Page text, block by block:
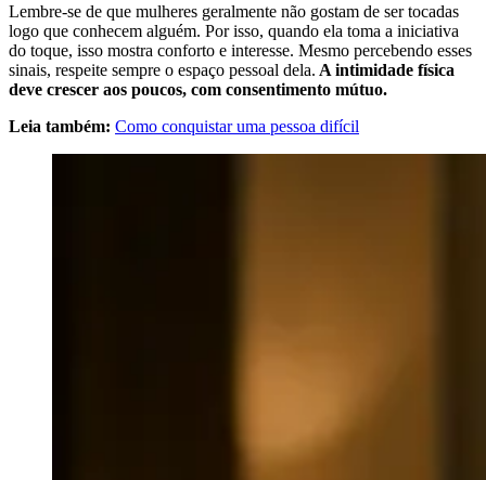
Lembre-se de que mulheres geralmente não gostam de ser tocadas
logo que conhecem alguém. Por isso, quando ela toma a iniciativa
do toque, isso mostra conforto e interesse. Mesmo percebendo esses
sinais, respeite sempre o espaço pessoal dela. A intimidade física
deve crescer aos poucos, com consentimento mútuo.
Leia também: Como conquistar uma pessoa difícil